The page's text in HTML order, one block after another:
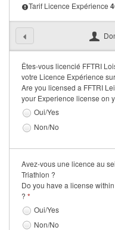
Créer un club
Devenir organisateur
Se former
FAQ
Nous Contacter
Tarif Licence Expérience 4
Êtes-vous licencié FFTRI
votre Licence Expérience
Are you licensed a FFTRI
your Experience license on
Oui/Yes
Non/No
Avez-vous une licence au
Triathlon ?
Do you have a license
? *
Oui/Yes
Non/No